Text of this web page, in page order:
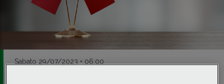
Sabato 29/07/2023 • 06:00